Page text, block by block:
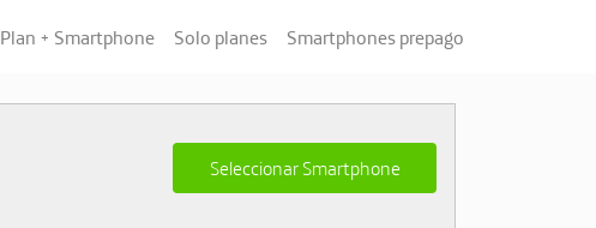
Plan + Smartphone Solo planes Smartphones prepago
Seleccionar Smartphone